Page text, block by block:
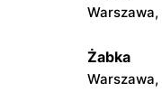
Żabka